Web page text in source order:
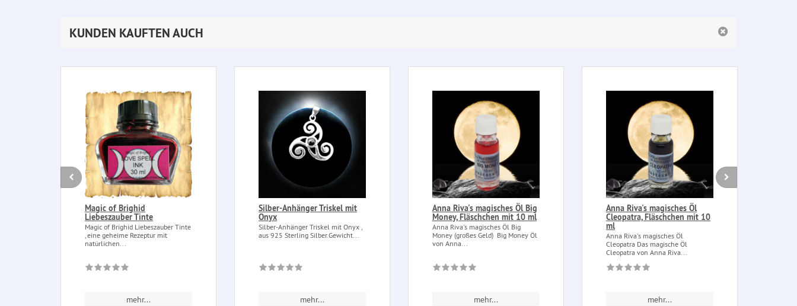
KUNDEN KAUFTEN AUCH
Magic of Brighid
Liebeszauber Tinte
Magic of Brighid Liebeszauber Tinte
, eine geheime Rezeptur mit
natürlichen...
mehr...
Silber-Anhänger Triskel mit
Onyx
Silber-Anhänger Triskel mit Onyx ,
aus 925 Sterling Silber.Gewicht...
mehr...
Anna Riva's magisches Öl Big
Money, Fläschchen mit 10 ml
Anna Riva's magisches Öl Big
Money (großes Geld) Big Money Öl
von Anna...
mehr...
Anna Riva's magisches Öl
Cleopatra, Fläschchen mit 10
ml
Anna Riva's magisches Öl
Cleopatra Das magische Öl
Cleopatra von Anna Riva...
mehr...